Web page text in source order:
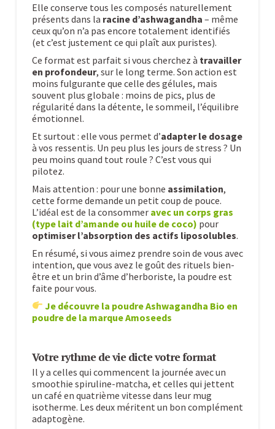
Elle conserve tous les composés naturellement
présents dans la racine d’ashwagandha – même
ceux qu’on n’a pas encore totalement identifiés
(et c’est justement ce qui plaît aux puristes).
Ce format est parfait si vous cherchez à travailler
en profondeur, sur le long terme. Son action est
moins fulgurante que celle des gélules, mais
souvent plus globale : moins de pics, plus de
régularité dans la détente, le sommeil, l’équilibre
émotionnel.
Et surtout : elle vous permet d’adapter le dosage
à vos ressentis. Un peu plus les jours de stress ? Un
peu moins quand tout roule ? C’est vous qui
pilotez.
Mais attention : pour une bonne assimilation,
cette forme demande un petit coup de pouce.
L’idéal est de la consommer avec un corps gras
(type lait d’amande ou huile de coco) pour
optimiser l’absorption des actifs liposolubles.
En résumé, si vous aimez prendre soin de vous avec
intention, que vous avez le goût des rituels bien-
être et un brin d’âme d’herboriste, la poudre est
faite pour vous.
Je découvre la poudre Ashwagandha Bio en
poudre de la marque Amoseeds
Votre rythme de vie dicte votre format
Il y a celles qui commencent la journée avec un
smoothie spiruline-matcha, et celles qui jettent
un café en quatrième vitesse dans leur mug
isotherme. Les deux méritent un bon complément
adaptogène.